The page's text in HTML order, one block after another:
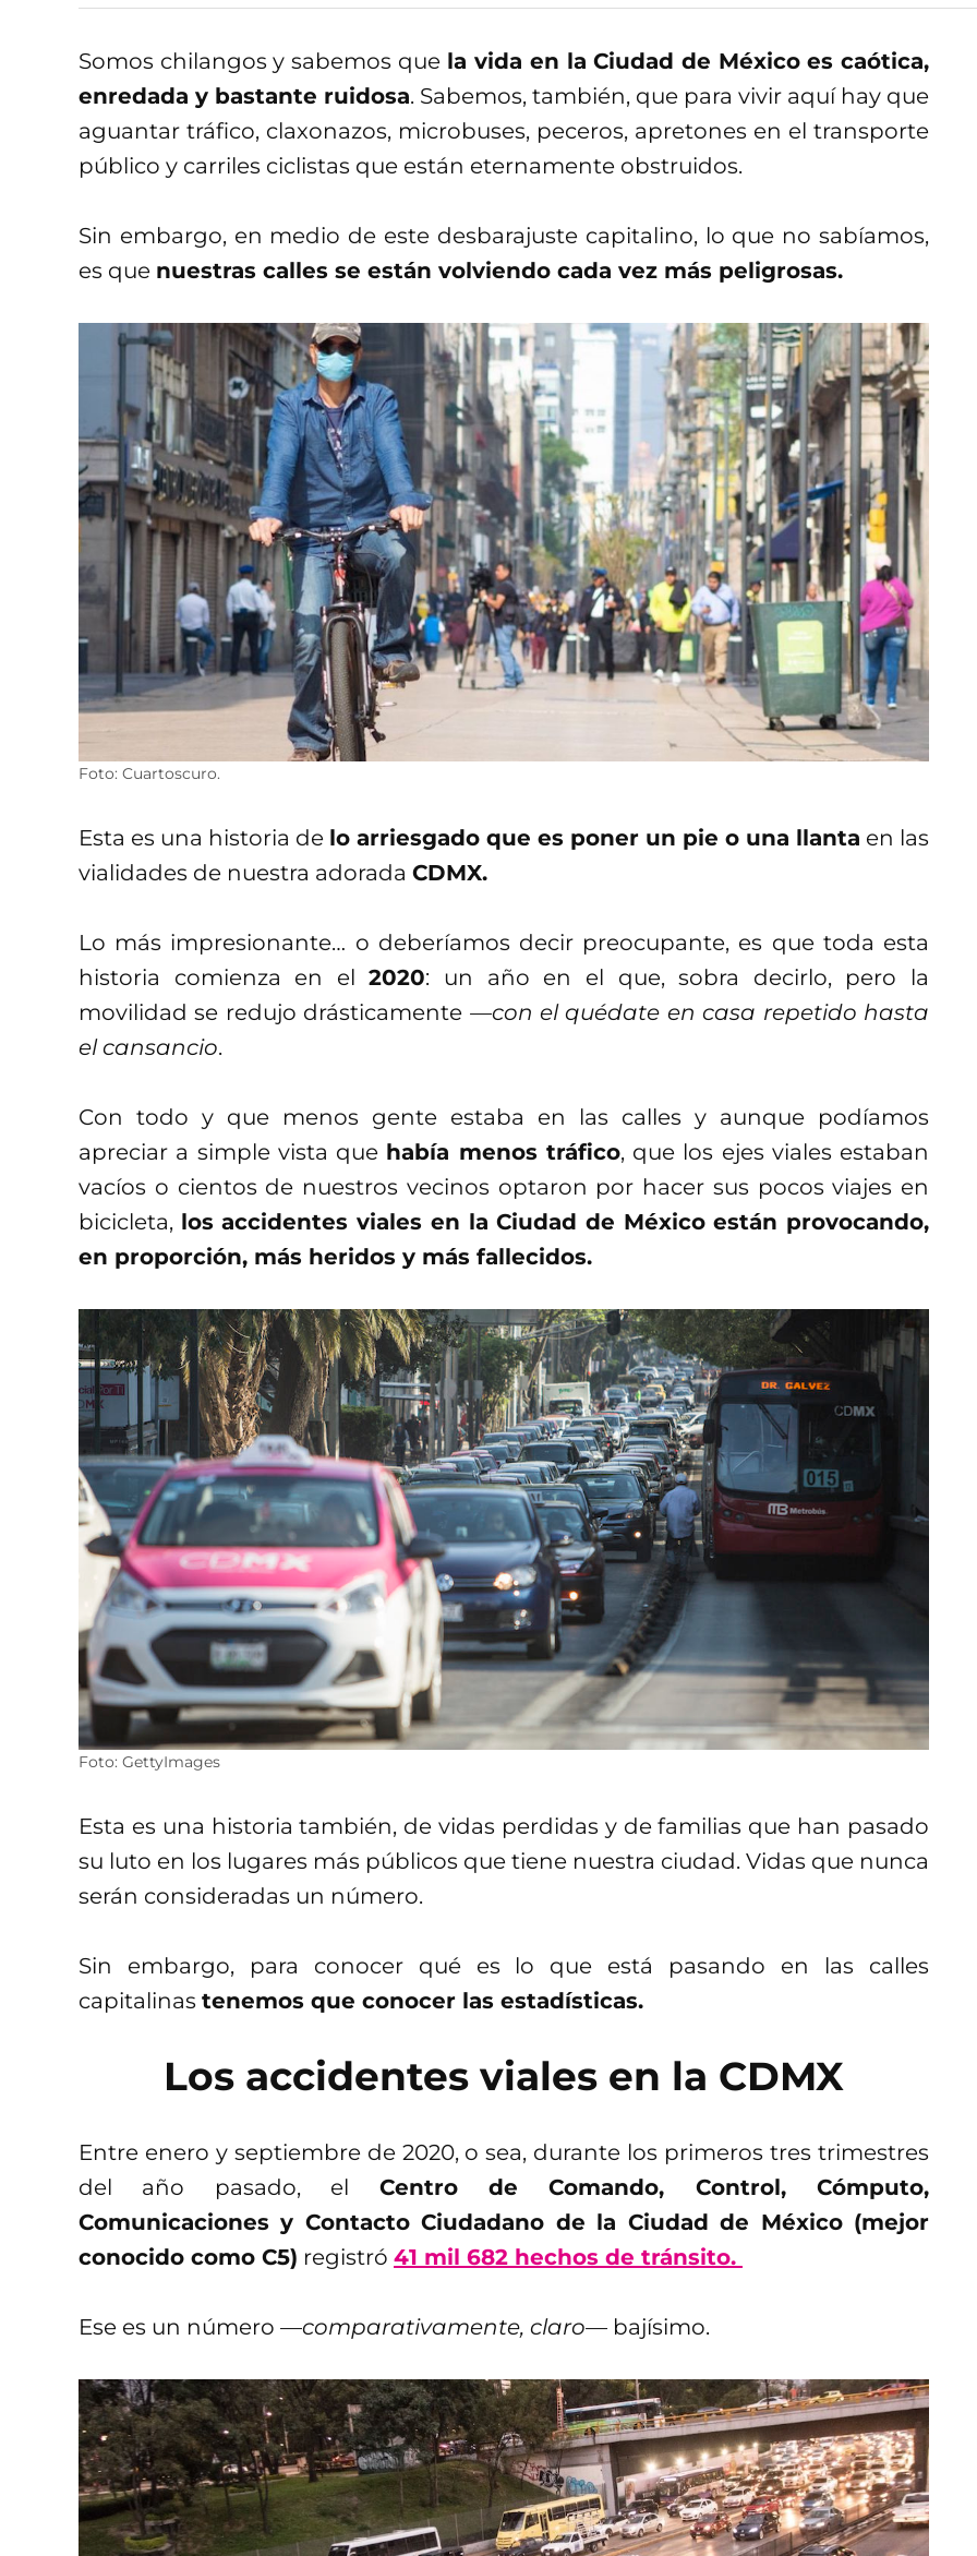
Somos chilangos y sabemos quela vida en la Ciudad de México es caótica,
enredada y bastante ruidosa. Sabemos, también, que para vivir aquí hay que
aguantar tráfico, claxonazos, microbuses, peceros, apretones en el transporte
público y carriles ciclistas que están eternamente obstruidos.
Sin embargo, en medio de este desbarajuste capitalino, lo que no sabíamos,
es que nuestras calles se están volviendo cada vez más peligrosas.
Foto: Cuartoscuro.
Esta es una historia de lo arriesgado que es poner un pie o una llanta en las
vialidades de nuestra adorada CDMX.
Lo más impresionante… o deberíamos decir preocupante, es que toda esta
historia comienza en el2020: un año en el que, sobra decirlo, pero la
movilidad se redujo drásticamente —con el quédate en casa repetido hasta
el cansancio.
Con todo y que menos gente estaba en las calles y aunque podíamos
apreciar a simple vista que había menos tráfico, que los ejes viales estaban
vacíos o cientos de nuestros vecinos optaron por hacer sus pocos viajes en
bicicleta, los accidentes viales en la Ciudad de México están provocando,
en proporción, más heridos y más fallecidos.
Foto: GettyImages
Esta es una historia también, de vidas perdidas y de familias que han pasado
su luto en los lugares más públicos que tiene nuestra ciudad. Vidas que nunca
serán consideradas un número.
Sin embargo, para conocer qué es lo que está pasando en las calles
capitalinas tenemos que conocer las estadísticas.
Los accidentes viales en la CDMX
Entre enero y septiembre de 2020, o sea, durante los primeros tres trimestres
del año pasado, el Centro de Comando, Control, Cómputo,
Comunicaciones y Contacto Ciudadano de la Ciudad de México (mejor
conocido como C5) registró 41 mil 682 hechos de tránsito.
Ese es un número —comparativamente, claro— bajísimo.